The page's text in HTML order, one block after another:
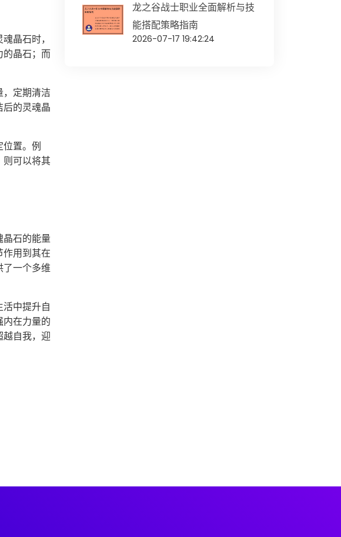
晶石时，
的晶石；而
定期清洁
的灵魂晶
置。例
则可以将其
晶石的能量
用到其在
了一个多维
中提升自
在力量的
越自我，迎
龙之谷战士职业全面解析与技
能搭配策略指南
2026-07-17 19:42:24